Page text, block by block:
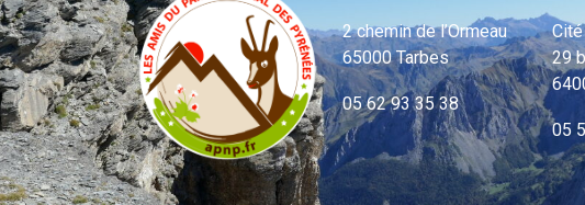
2 chemin de l’Ormeau
65000 Tarbes
05 62 93 35 38
29
05